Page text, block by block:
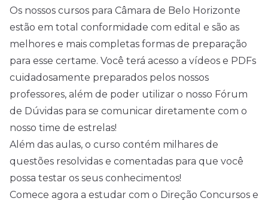
Os nossos cursos para Câmara de Belo Horizonte
estão em total conformidade com edital e são as
melhores e mais completas formas de preparação
para esse certame. Você terá acesso a vídeos e PDFs
cuidadosamente preparados pelos nossos
professores, além de poder utilizar o nosso Fórum
de Dúvidas para se comunicar diretamente com o
nosso time de estrelas!
Além das aulas, o curso contém milhares de
questões resolvidas e comentadas para que você
possa testar os seus conhecimentos!
Comece agora a estudar com o Direção Concursos e